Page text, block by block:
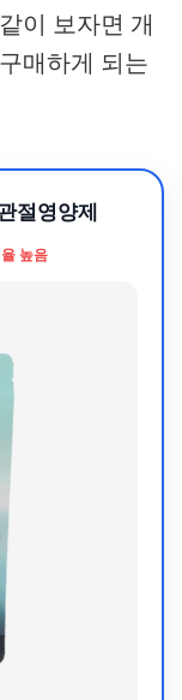
이 보자면 개
매하게 되는
절영양제
높음